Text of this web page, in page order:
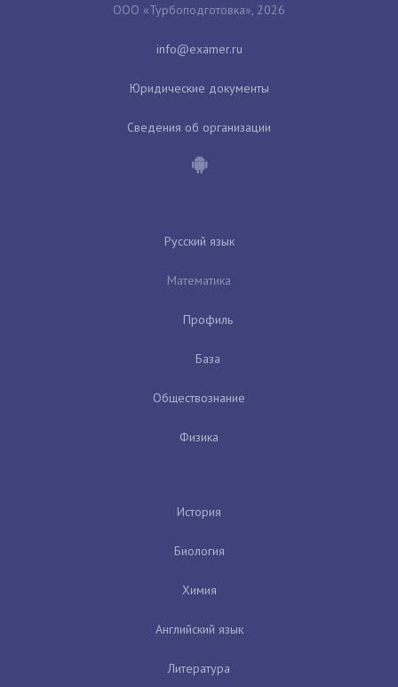
ООО «Турбоподготовка», 2026
Юридические документы
Сведения об организации
Русский язык
Математика
Профиль
База
Обществознание
Физика
История
Биология
Химия
Английский язык
Литература